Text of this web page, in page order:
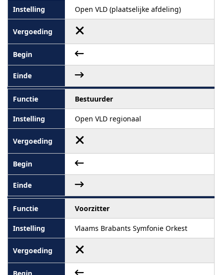
Open VLD (plaatselijke afdeling)
Bestuurder
Open VLD regionaal
Voorzitter
Vlaams Brabants Symfonie Orkest